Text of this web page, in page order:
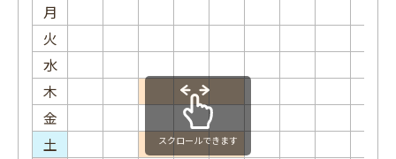
月
火
水
木
金
土
スクロールできます